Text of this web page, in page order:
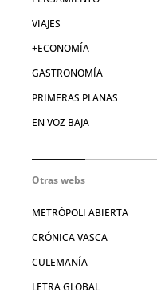
VIAJES
+ECONOMÍA
GASTRONOMÍA
PRIMERAS PLANAS
EN VOZ BAJA
Otras webs
METRÓPOLI ABIERTA
CRÓNICA VASCA
CULEMANÍA
LETRA GLOBAL